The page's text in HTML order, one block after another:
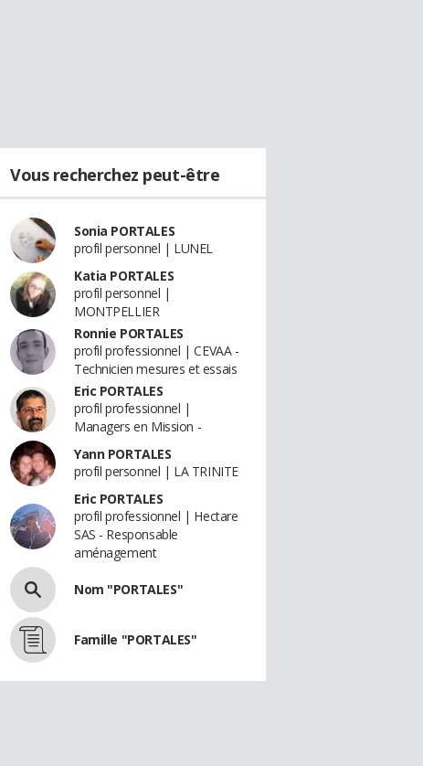
Vous recherchez peut-être
Sonia PORTALES
profil personnel | LUNEL
Katia PORTALES
profil personnel |
MONTPELLIER
Ronnie PORTALES
profil professionnel | CEVAA -
Technicien mesures et essais
Eric PORTALES
profil professionnel |
Managers en Mission -
Yann PORTALES
profil personnel | LA TRINITE
Eric PORTALES
profil professionnel | Hectare
SAS - Responsable
aménagement
Nom "PORTALES"
Famille "PORTALES"